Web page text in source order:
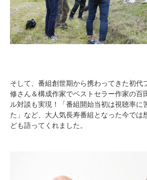
そして、番組創世期から携わってきた初代
修さん＆構成作家でベストセラー作家の百
ル対談も実現！「番組開始当初は視聴率に
た」など、大人気長寿番組となった今では
ども語ってくれました。